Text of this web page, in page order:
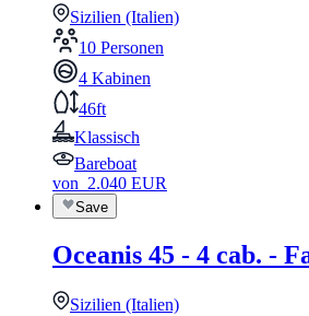
Sizilien (Italien)
10 Personen
4 Kabinen
46ft
Klassisch
Bareboat
von 2.040 EUR
Save
Oceanis 45 - 4 cab. -
Sizilien (Italien)